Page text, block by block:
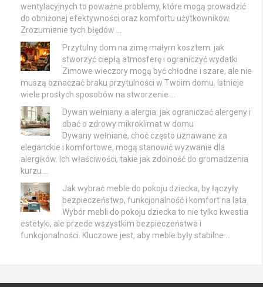
wentylacyjnych to poważne problemy, które mogą prowadzić
do obniżonej efektywności oraz komfortu użytkowników.
Zrozumienie tych błędów …
Przytulny dom na zimę małym kosztem: jak
stworzyć ciepłą atmosferę i ograniczyć wydatki
Zimowe wieczory mogą być chłodne i szare, ale nie
muszą oznaczać braku przytulności w Twoim domu. Istnieje
wiele prostych sposobów na stworzenie …
Dywan wełniany a alergia: jak ograniczać alergeny i
dbać o zdrowy mikroklimat w domu
Dywany wełniane, choć często uznawane za
eleganckie i komfortowe, mogą stanowić wyzwanie dla
alergików. Ich właściwości, takie jak zdolność do gromadzenia
kurzu …
Jak wybrać meble do pokoju dziecka, by łączyły
bezpieczeństwo, funkcjonalność i komfort na lata
Wybór mebli do pokoju dziecka to nie tylko kwestia
estetyki, ale przede wszystkim bezpieczeństwa i
funkcjonalności. Kluczowe jest, aby meble były stabilne …